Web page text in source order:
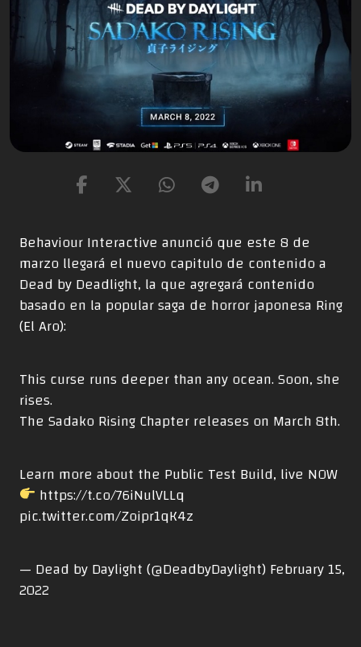
Behaviour Interactive anunció que este 8 de
marzo llegará el nuevo capitulo de contenido a
Dead by Deadlight, la que agregará contenido
basado en la popular saga de horror japonesa Ring
(El Aro):
This curse runs deeper than any ocean. Soon, she
rises.
The Sadako Rising Chapter releases on March 8th.
Learn more about the Public Test Build, live NOW
https://t.co/76iNulVLLq
pic.twitter.com/Zoipr1qK4z
— Dead by Daylight (@DeadbyDaylight)February 15,
2022